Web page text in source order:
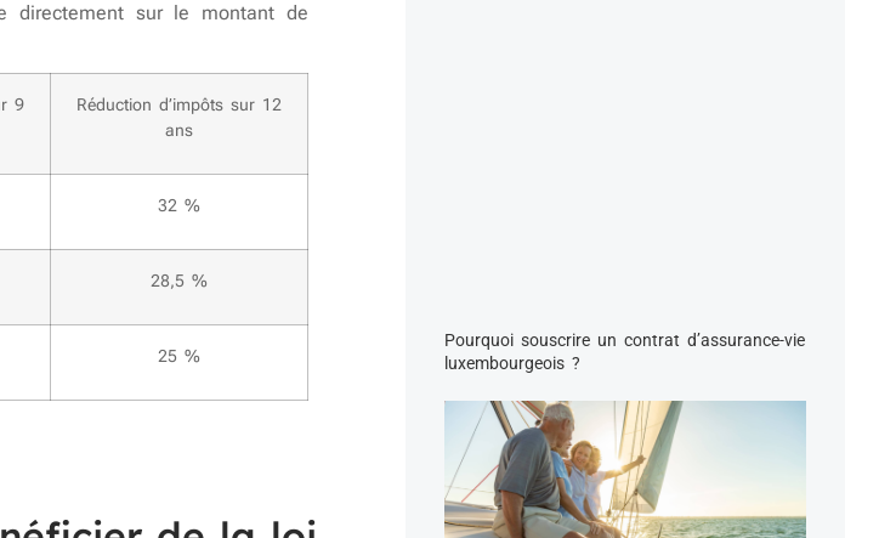
directement sur le montant de
9
Réduction d’impôts sur 12
ans
32 %
28,5 %
25 %
Pourquoi souscrire un contrat d’assurance-vie
luxembourgeois ?